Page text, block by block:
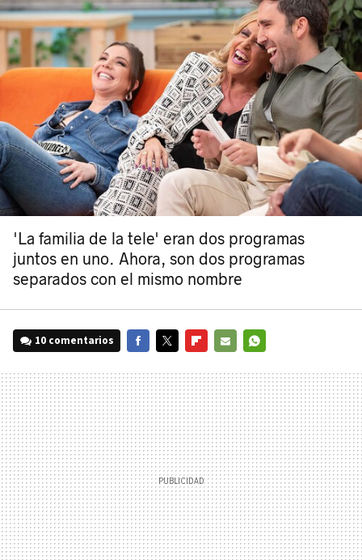
'La familia de la tele' eran dos programas
juntos en uno. Ahora, son dos programas
separados con el mismo nombre
10 comentarios
MAIL